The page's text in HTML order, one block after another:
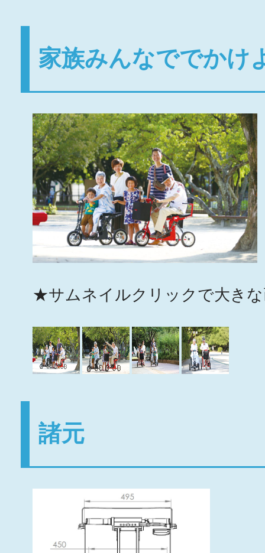
家族みんなででかけ
★サムネイルクリックで大き
諸元